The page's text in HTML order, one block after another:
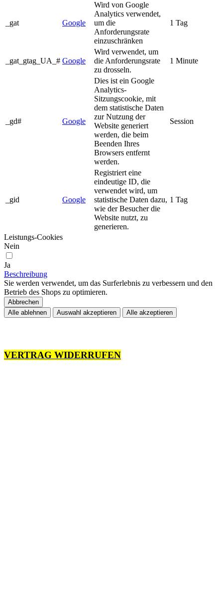
_gat Google
Wird von Google
Analytics verwendet,
um die
Anforderungsrate
einzuschränken
1 Tag
_gat_gtag_UA_# Google
Wird verwendet, um
die Anforderungsrate
zu drosseln.
1 Minute
_gd# Google
Dies ist ein Google
Analytics-
Sitzungscookie, mit
dem statistische Daten
zur Nutzung der
Website generiert
werden, die beim
Beenden Ihres
Browsers entfernt
werden.
Session
_gid Google
Registriert eine
eindeutige ID, die
verwendet wird, um
statistische Daten dazu,
wie der Besucher die
Website nutzt, zu
generieren.
1 Tag
Leistungs-Cookies
Nein
Ja
Beschreibung
Sie werden verwendet, um das Surferlebnis zu verbessern und den
Betrieb des Shops zu optimieren.
Abbrechen
Alle ablehnen
Auswahl akzeptieren Alle akzeptieren
VERTRAG WIDERRUFEN